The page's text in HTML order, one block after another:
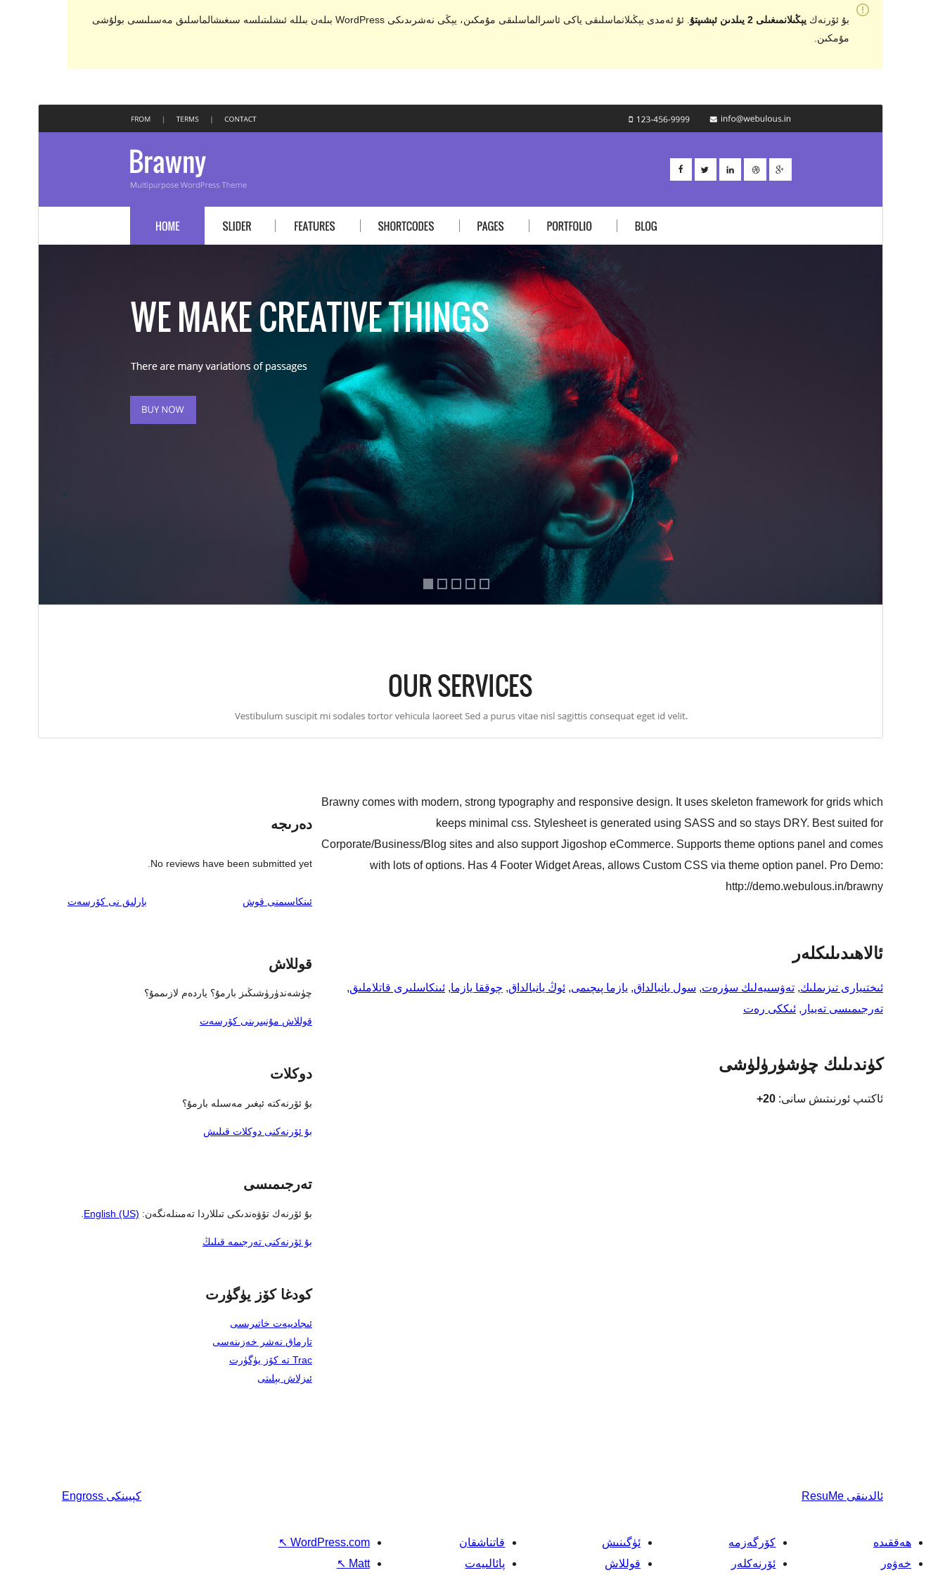
بۇ ئۆرنەكيېڭىلانمىغىلى 2 يىلدىن ئېشىپتۇ
. ئۇ ئەمدى يېڭىلانماسلىقى ياكى ئاسرالماسلىقى مۇمكىن، يېڭى نەشرىدىكى WordPress بىلەن بىللە ئىشلىتىلسە سىغىشالماسلىق مەسىلىسى بولۇشى
مۇمكىن.
ئالدىن كۆزەتچۈشۈر
PHP نەشرى
7.0
ئۆرنەك باش بېتى
Brawny comes with modern, strong typography and responsive design. It uses skeleton framework for grids which
keeps minimal css. Stylesheet is generated using SASS and so stays DRY. Best suited for
Corporate/Business/Blog sites and also support Jigoshop eCommerce. Supports theme options panel and comes
with lots of options. Has 4 Footer Widget Areas, allows Custom CSS via theme option panel. Pro Demo:
http://demo.webulous.in/brawny
ئالاھىدىلىكلەر
ئىختىيارى تىزىملىك, تەۋسىيەلىك سۈرەت, سول يانبالداق, يازما پىچىمى, ئوڭ يانبالداق, چوققا يازما, ئىنكاسلىرى قاتلاملىق,
تەرجىمىسى تەييار , ئىككى رەت
كۈندىلىك چۈشۈرۈلۈشى
ئاكتىپ ئورنىتىش سانى: 20+
دەرىجە
No reviews have been submitted yet.
ئىنكاسىمنى قوش بارلىق ئىنكاس
نى كۆرسەت
قوللاش
چۈشەندۈرۈشىڭىز بارمۇ؟ ياردەم لازىممۇ؟
قوللاش مۇنبىرىنى كۆرسەت
دوكلات
بۇ ئۆرنەكتە ئېغىر مەسىلە بارمۇ؟
بۇ ئۆرنەكنى دوكلات قىلىش
تەرجىمىسى
بۇ ئۆرنەك تۆۋەندىكى تىللاردا تەمىنلەنگەن: English (US)
بۇ ئۆرنەكنى تەرجىمە قىلىڭ
كودغا كۆز يۈگۈرت
ئىجادىيەت خاتىرىسى
تارماق نەشر خەزىنەسى
Trac تە كۆز يۈگۈرت
ئىزلاش بېلىتى
ئالدىنقى ResuMe كېيىنكى Engross
ھەققىدە
خەۋەر
كۆرگەزمە
ئۆرنەكلەر
ئۈگىنىش
قوللاش
قاتناشقان
پائالىيەت
WordPress.com
↖
Matt
↖